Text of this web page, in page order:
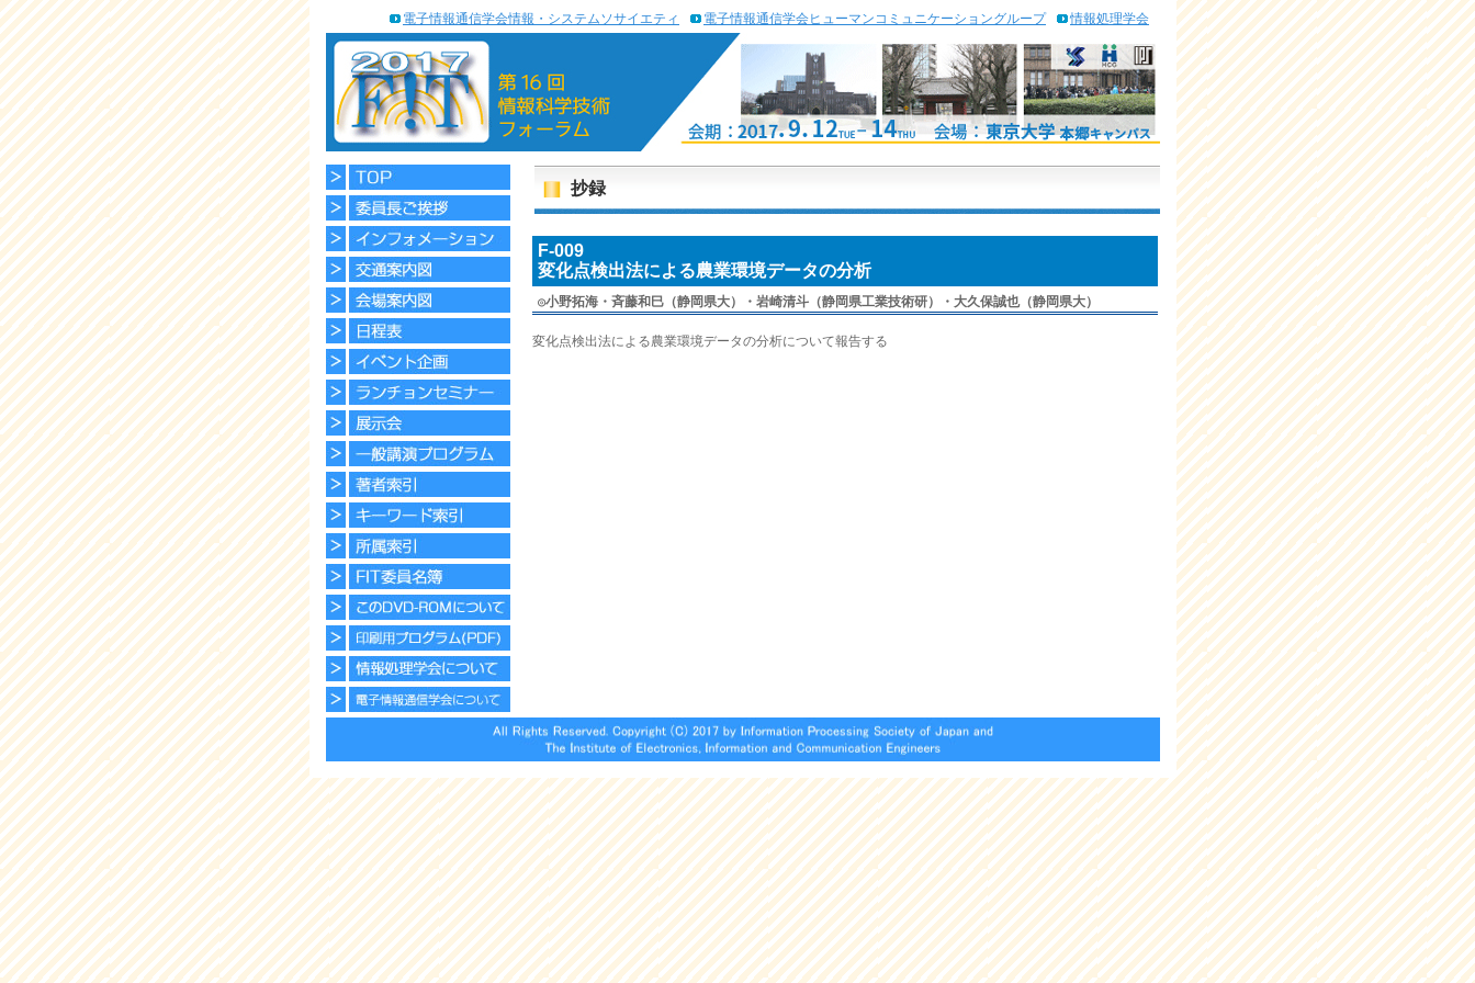
電子情報通信学会情報・システムソサイエティ 電子情報通信学会ヒューマンコミュニケーショングループ 情報処理学会
抄録
F-009
変化点検出法による農業環境データの分析
◎小野拓海・斉藤和巳（静岡県大）・岩崎清斗（静岡県工業技術研）・大久保誠也（静岡県大）
変化点検出法による農業環境データの分析について報告する